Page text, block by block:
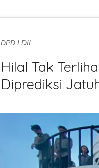
DPD LDII
Hilal Tak
Diprediksi